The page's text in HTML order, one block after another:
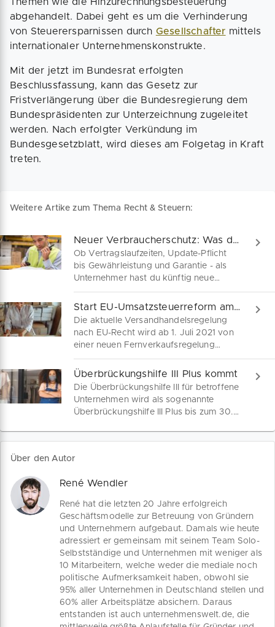
abgehandelt. Dabei geht es um die Verhinderung
von Steuerersparnissen durch Gesellschafter mittels
internationaler Unternehmenskonstrukte.
Mit der jetzt im Bundesrat erfolgten
Beschlussfassung, kann das Gesetz zur
Fristverlängerung über die Bundesregierung dem
Bundespräsidenten zur Unterzeichnung zugeleitet
werden. Nach erfolgter Verkündung im
Bundesgesetzblatt, wird dieses am Folgetag in Kraft
treten.
Weitere Artike zum Thema Recht & Steuern:
Neuer Verbraucherschutz: Was du als Unternehmer beachten musst
Ob Vertragslaufzeiten, Update-Pflicht
bis Gewährleistung und Garantie - als
Unternehmer hast du künftig neue
Regeln einzuhalten. Der Bundestag hat
jetzt mehrere Gesetze zu einem
verbesserten Verbraucherschutz
verabschiedet. Es geht um
Vertragsfristen, Abopreise, Update-
Pflichten, Gewährleistungs- und
Start EU-Umsatzsteuerreform am 1. Juli 2021
Die aktuelle Versandhandelsregelung
nach EU-Recht wird ab 1. Juli 2021 von
einer neuen Fernverkaufsregelung
abgelöst. Im Fokus dieser EU-
Umsatzsteuerreform stehen
umfangreiche Änderungen für den
grenzüberschreitenden Handel mit
Verbrauchern, also das B2C Geschäft.
Die europäischen Händler haben bei
den neuen Regelungen teils gemischte
Gefühle.
Überbrückungshilfe III Plus kommt
Die Überbrückungshilfe III für betroffene
Unternehmen wird als sogenannte
Überbrückungshilfe III Plus bis zum 30.
sowie die Neustarthilfe Plus.
Über den Autor
René Wendler
René hat die letzten 20 Jahre erfolgreich
Geschäftsmodelle zur Betreuung von Gründern
und Unternehmern aufgebaut. Damals wie heute
adressiert er gemeinsam mit seinem Team Solo-
Selbstständige und Unternehmen mit weniger als
10 Mitarbeitern, welche weder die mediale noch
politische Aufmerksamkeit haben, obwohl sie
95% aller Unternehmen in Deutschland stellen und
60% aller Arbeitsplätze absichern. Daraus
entstanden ist auch unternehmenswelt.de, die